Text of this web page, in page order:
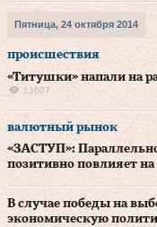
Пятница, 24 октября 2014
происшествия
«Титушки» напали на
13607
валютный рынок
«ЗАСТУП»:
позитивно повлияет на
В случае победы на
экономическую